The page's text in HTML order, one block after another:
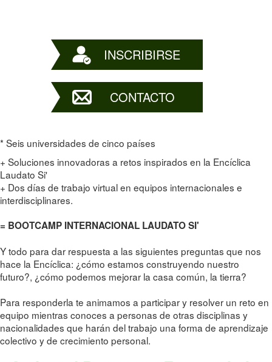
INSCRIBIRSE
CONTACTO
* Seis universidades de cinco países
+ Soluciones innovadoras a retos inspirados en la Encíclica
Laudato Si'
+ Dos días de trabajo virtual en equipos internacionales e
interdisciplinares.
= BOOTCAMP INTERNACIONAL LAUDATO SI'
Y todo para dar respuesta a las siguientes preguntas que nos
hace la Encíclica: ¿cómo estamos construyendo nuestro
futuro?, ¿cómo podemos mejorar la casa común, la tierra?
Para responderla te animamos a participar y resolver un reto en
equipo mientras conoces a personas de otras disciplinas y
nacionalidades que harán del trabajo una forma de aprendizaje
colectivo y de crecimiento personal.